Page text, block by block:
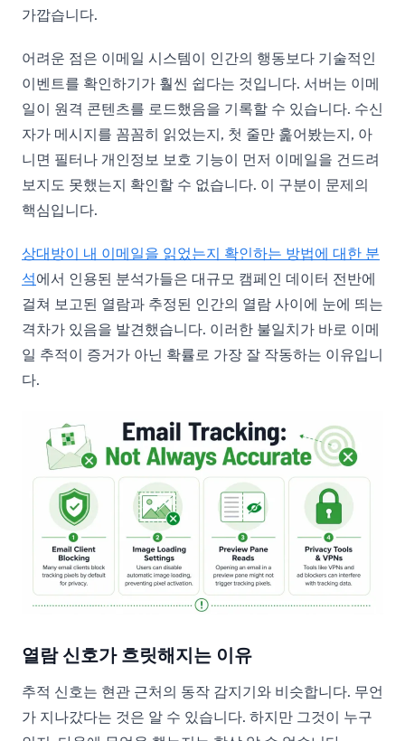
가깝습니다.
어려운 점은 이메일 시스템이 인간의 행동보다 기술적인
이벤트를 확인하기가 훨씬 쉽다는 것입니다. 서버는 이메
일이 원격 콘텐츠를 로드했음을 기록할 수 있습니다. 수신
자가 메시지를 꼼꼼히 읽었는지, 첫 줄만 훑어봤는지, 아
니면 필터나 개인정보 보호 기능이 먼저 이메일을 건드려
보지도 못했는지 확인할 수 없습니다. 이 구분이 문제의
핵심입니다.
상대방이 내 이메일을 읽었는지 확인하는 방법에 대한 분
석에서 인용된 분석가들은 대규모 캠페인 데이터 전반에
걸쳐 보고된 열람과 추정된 인간의 열람 사이에 눈에 띄는
격차가 있음을 발견했습니다. 이러한 불일치가 바로 이메
일 추적이 증거가 아닌 확률로 가장 잘 작동하는 이유입니
다.
열람 신호가 흐릿해지는 이유
추적 신호는 현관 근처의 동작 감지기와 비슷합니다. 무언
가 지나갔다는 것은 알 수 있습니다. 하지만 그것이 누구